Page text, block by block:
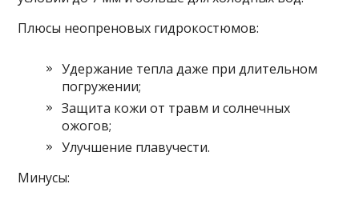
Плюсы неопреновых гидрокостюмов:
Удержание тепла даже при длительном
погружении;
Защита кожи от травм и солнечных
ожогов;
Улучшение плавучести.
Минусы: